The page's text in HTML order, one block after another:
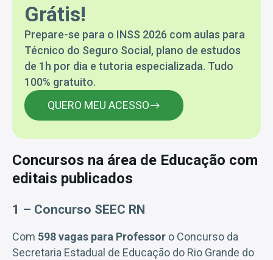
Grátis!
Prepare-se para o INSS 2026 com aulas para
Técnico do Seguro Social, plano de estudos
de 1h por dia e tutoria especializada. Tudo
100% gratuito.
QUERO MEU ACESSO
Concursos na área de Educação com
editais publicados
1 – Concurso SEEC RN
Com 598 vagas para Professor o Concurso da
Secretaria Estadual de Educação do Rio Grande do